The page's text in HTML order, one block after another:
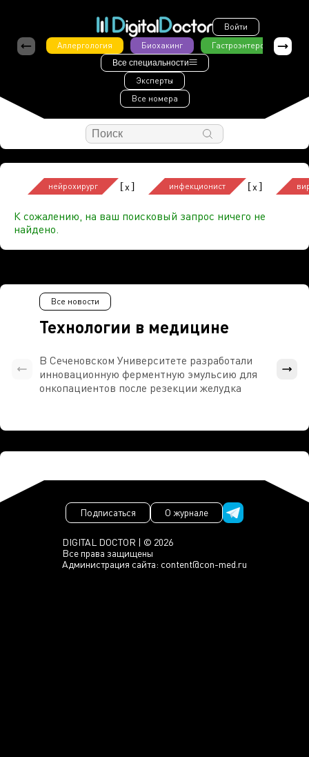
Войти
Аллергология
Биохакинг Гастроэнтерология
Все специальности
Эксперты
Все номера
нейрохирург [x] инфекционист [x]
К сожалению, на ваш поисковый запрос ничего не
найдено.
Технологии в медицине
Все новости
В Сеченовском Университете разработали
инновационную ферментную эмульсию для
онкопациентов после резекции желудка
DIGITAL DOCTOR | © 2026
Все права защищены
Администрация сайта: content@con-med.ru
Подписаться О журнале